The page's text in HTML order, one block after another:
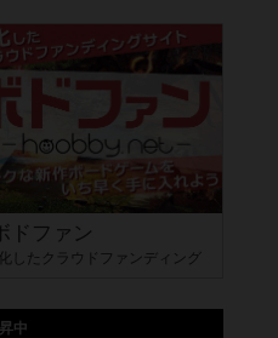
ドファン
したクラウドファンディング
中